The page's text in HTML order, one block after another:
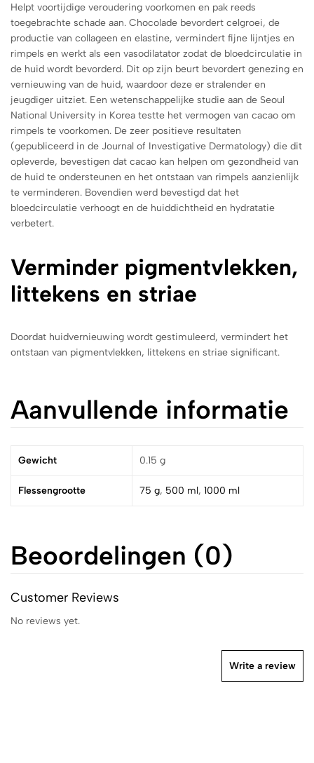
Helpt voortijdige veroudering voorkomen en pak reeds
toegebrachte schade aan. Chocolade bevordert celgroei, de
productie van collageen en elastine, vermindert fijne lijntjes en
rimpels en werkt als een vasodilatator zodat de bloedcirculatie in
de huid wordt bevorderd. Dit op zijn beurt bevordert genezing en
vernieuwing van de huid, waardoor deze er stralender en
jeugdiger uitziet. Een wetenschappelijke studie aan de Seoul
National University in Korea testte het vermogen van cacao om
rimpels te voorkomen. De zeer positieve resultaten
(gepubliceerd in de Journal of Investigative Dermatology) die dit
opleverde, bevestigen dat cacao kan helpen om gezondheid van
de huid te ondersteunen en het ontstaan van rimpels aanzienlijk
te verminderen. Bovendien werd bevestigd dat het
bloedcirculatie verhoogt en de huiddichtheid en hydratatie
verbetert.
Verminder pigmentvlekken,
littekens en striae
Doordat huidvernieuwing wordt gestimuleerd, vermindert het
ontstaan van pigmentvlekken, littekens en striae significant.
Aanvullende informatie
Gewicht 0.15 g
Flessengrootte 75 g, 500 ml, 1000 ml
Beoordelingen (0)
Customer Reviews
No reviews yet.
Write a review